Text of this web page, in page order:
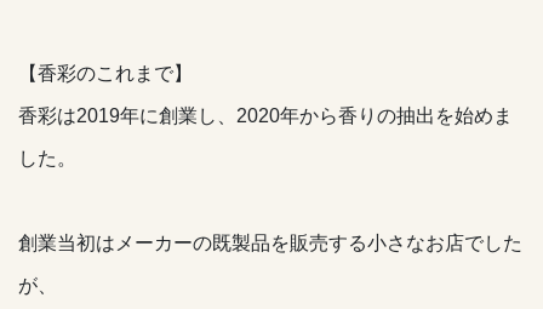
【香彩のこれまで】
香彩は2019年に創業し、2020年から香りの抽出を始めま
した。
創業当初はメーカーの既製品を販売する小さなお店でした
が、